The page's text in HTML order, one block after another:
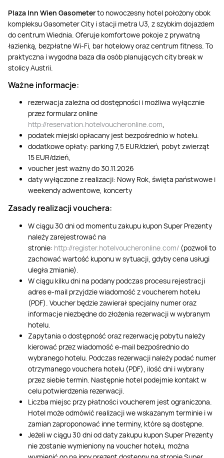
Plaza Inn Wien Gasometerto nowoczesny hotel położony obok
kompleksu Gasometer City i stacji metra U3, z szybkim dojazdem
do centrum Wiednia. Oferuje komfortowe pokoje z prywatną
łazienką, bezpłatne Wi-Fi, bar hotelowy oraz centrum fitness. To
praktyczna i wygodna baza dla osób planujących city break w
stolicy Austrii.
Ważne informacje:
rezerwacja zależna od dostępności i możliwa wyłącznie
przez formularz online
http://reservation.hotelvoucheronline.com
podatek miejski opłacany jest bezpośrednio w hotelu.
dodatkowe opłaty: parking 7,5 EUR/dzień, pobyt zwierząt
15 EUR/dzień,
voucher jest ważny do 30.11.2026
daty wyłączone z realizacji: Nowy Rok, święta państwowe i
weekendy adwentowe, koncerty
Zasady realizacji vouchera:
W ciągu 30 dni od momentu zakupu kupon Super Prezenty
należy zarejestrować na
stronie: http://register.hotelvoucheronline.com/ (pozwoli to
zachować wartość kuponu w sytuacji, gdyby cena usługi
uległa zmianie).
W ciągu kilku dni na podany podczas procesu rejestracji
adres e-mail przyjdzie wiadomość z voucherem hotelu
(PDF). Voucher będzie zawierał specjalny numer oraz
informacje niezbędne do złożenia rezerwacji w wybranym
hotelu.
Zapytania o dostępność oraz rezerwację pobytu należy
kierować przez wiadomość e-mail bezpośrednio do
wybranego hotelu. Podczas rezerwacji należy podać numer
otrzymanego vouchera hotelu (PDF), ilość dni i wybrany
przez siebie termin. Następnie hotel podejmie kontakt w
celu potwierdzenia rezerwacji.
Liczba miejsc przy płatności voucherem jest ograniczona.
Hotel może odmówić realizacji we wskazanym terminie i w
zamian zaproponować inne terminy, które są dostępne.
Jeżeli w ciągu 30 dni od daty zakupu kupon Super Prezenty
nie zostanie wymieniony na voucher hotelu, można